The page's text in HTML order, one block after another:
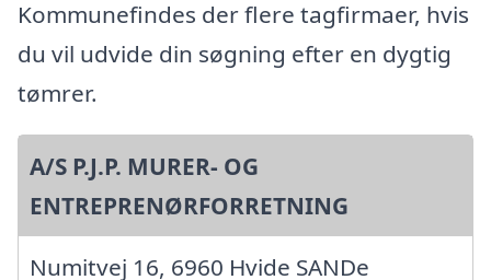
Kommunefindes der flere tagfirmaer, hvis
du vil udvide din søgning efter en dygtig
tømrer.
A/S P.J.P. MURER- OG
ENTREPRENØRFORRETNING
Numitvej 16, 6960 Hvide SANDe